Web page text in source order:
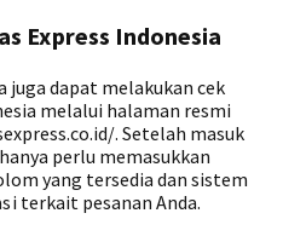
Express Indonesia
juga dapat melakukan cek
melalui halaman resmi
. Setelah masuk
perlu memasukkan
yang tersedia dan sistem
terkait pesanan Anda.